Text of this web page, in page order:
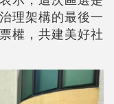
理架構的最後一
權，共建美好社